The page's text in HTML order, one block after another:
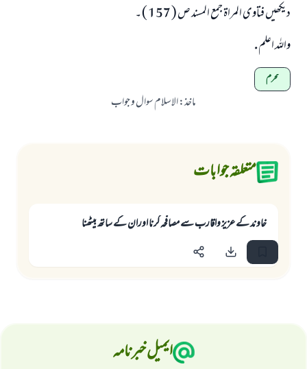
دیکھیں فتاوی المراۃ جمع المسند ص ( 157 ) ۔
واللہ اعلم .
محرم
ماخذ:الاسلام سوال و جواب
متعلقہ جوابات
خاوند کے عزيز واقارب سے مصافحہ کرنا اوران کے ساتھ بیٹھنا
ایمیل خبرنامہ